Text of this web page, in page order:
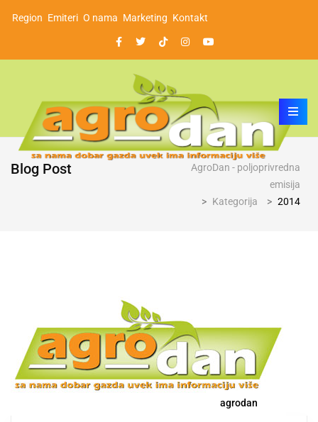
Region Emiteri O nama Marketing Kontakt
Blog Post
AgroDan - poljoprivredna
emisija
> Kategorija > 2014
agrodan